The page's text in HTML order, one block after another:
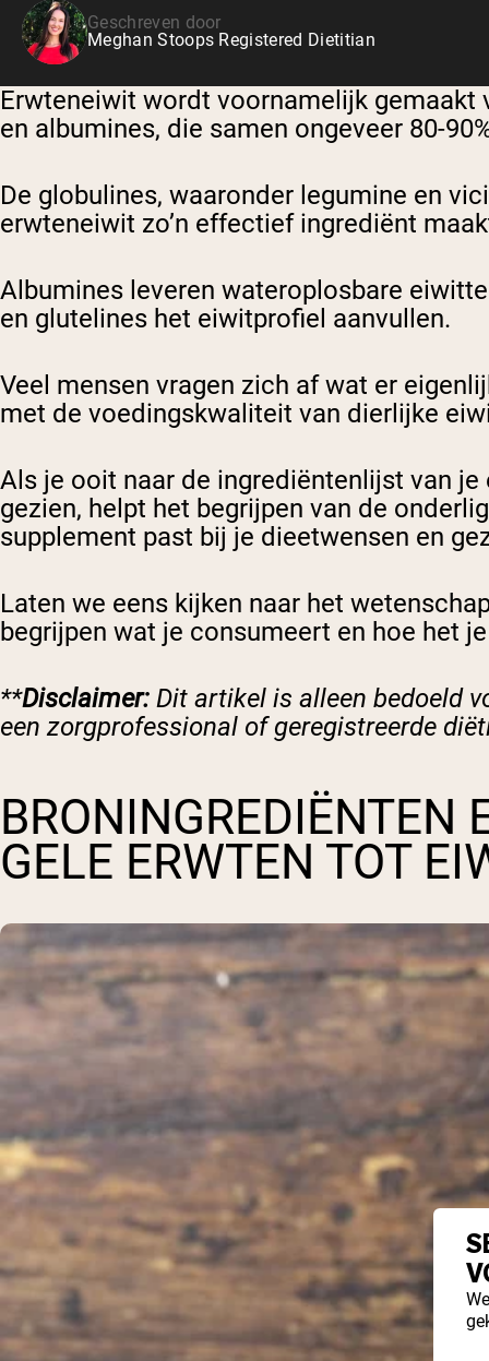
Geschreven door
Meghan Stoops Registered Dietitian
Erwteneiwit wordt voornamelijk
en albumines, die samen ongeveer 80-
De globulines, waaronder legumine en
erwteneiwit zo’n effectief ingrediënt
Albumines leveren wateroplosbare
en glutelines het eiwitprofiel aanvullen.
Veel mensen vragen zich af wat er
met de voedingskwaliteit van dierlijke
Als je ooit naar de ingrediëntenlijst van
gezien, helpt het begrijpen van de
supplement past bij je dieetwensen en
Laten we eens kijken naar het
begrijpen wat je consumeert en hoe het
**Disclaimer: Dit artikel is alleen bedoeld
een zorgprofessional of geregistreerde
BRONINGREDIËNTEN
GELE ERWTEN TOT